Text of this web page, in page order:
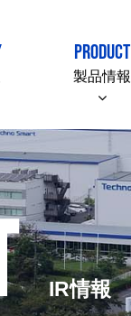
PRODUCT
製品情報
IR情報